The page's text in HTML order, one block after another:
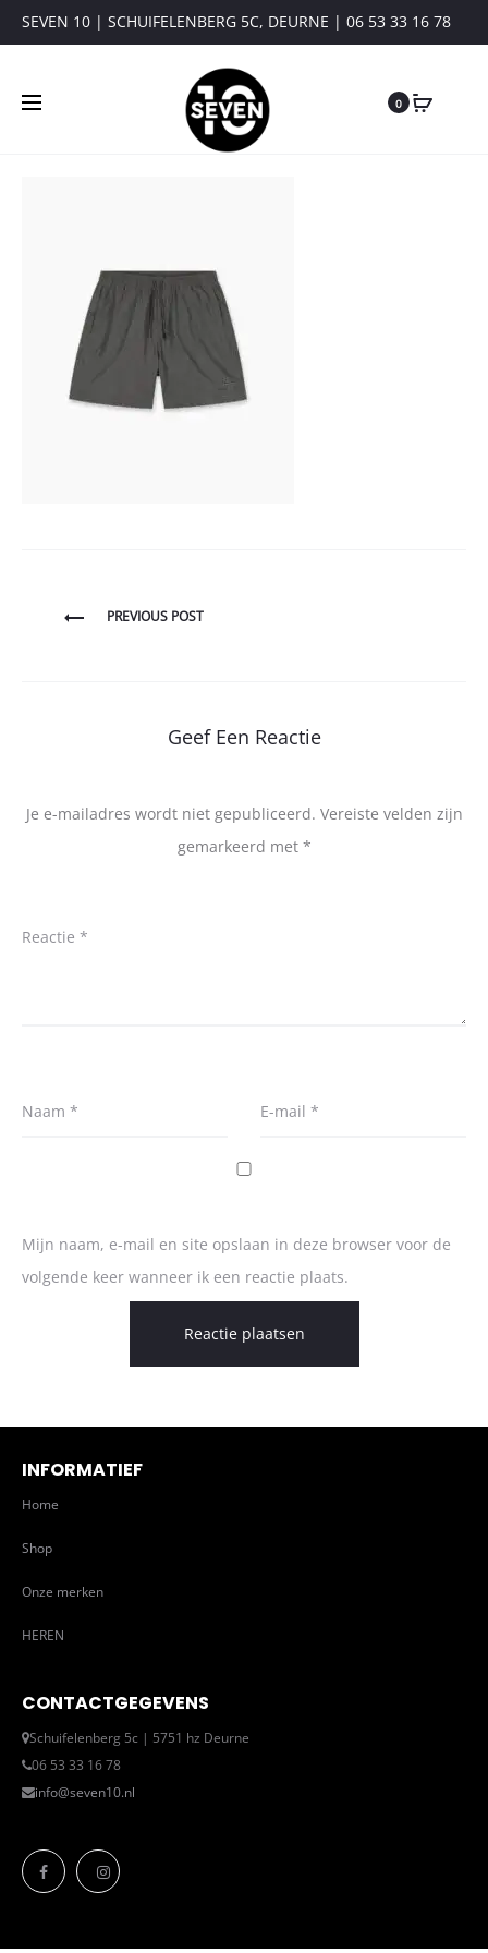
SEVEN 10 | SCHUIFELENBERG 5C, DEURNE | 06 53 33 16 78
0
BerichtPREVIOUS POST
Geef Een Reactie
Je e-mailadres wordt niet gepubliceerd. Vereiste velden zijn
gemarkeerd met *
Reactie *
Naam * E-mail *
Mijn naam, e-mail en site opslaan in deze browser voor de
volgende keer wanneer ik een reactie plaats.
INFORMATIEF
Home
Shop
Onze merken
HEREN
CONTACTGEGEVENS
Schuifelenberg 5c | 5751 hz Deurne
06 53 33 16 78
info@seven10.nl